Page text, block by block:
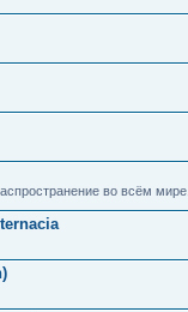
во всём мире.